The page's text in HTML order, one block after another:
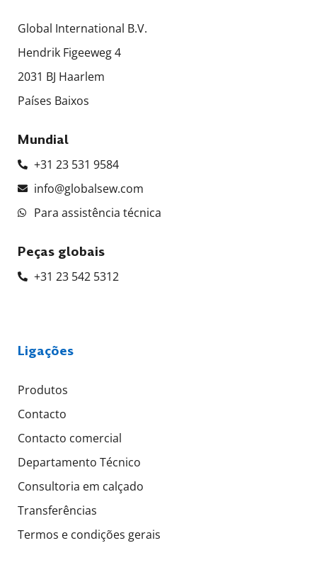
Global International B.V.
Hendrik Figeeweg 4
2031 BJ Haarlem
Países Baixos
Mundial
+31 23 531 9584
info@globalsew.com
Para assistência técnica
Peças globais
+31 23 542 5312
Ligações
Produtos
Contacto
Contacto comercial
Departamento Técnico
Consultoria em calçado
Transferências
Termos e condições gerais